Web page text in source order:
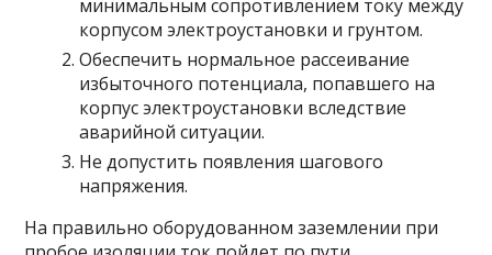
минимальным сопротивлением току между
корпусом электроустановки и грунтом.
Обеспечить нормальное рассеивание
избыточного потенциала, попавшего на
корпус электроустановки вследствие
аварийной ситуации.
Не допустить появления шагового
напряжения.
На правильно оборудованном заземлении при